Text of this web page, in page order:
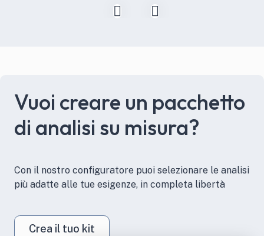
Vuoi creare un pacchetto
di analisi su misura?
Con il nostro configuratore puoi selezionare le analisi
più adatte alle tue esigenze, in completa libertà
Crea il tuo kit